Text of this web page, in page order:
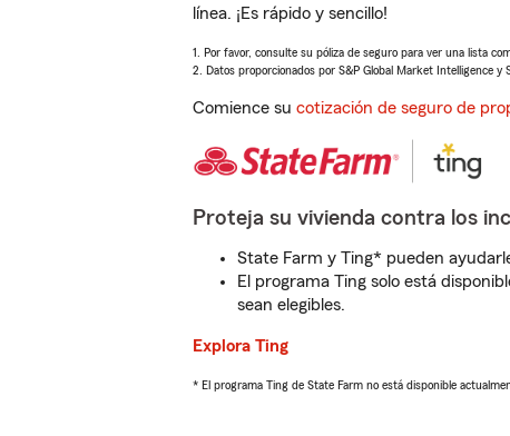
línea. ¡Es rápido y sencillo!
1. Por favor, consulte su póliza de seguro para ver una lista
2. Datos proporcionados por S&P Global Market Intelligence y
Comience su cotización de seguro de
Proteja su vivienda contra los
State Farm y Ting* pueden
El programa Ting solo está
sean elegibles.
Explora Ting
* El programa Ting de State Farm no está disponible